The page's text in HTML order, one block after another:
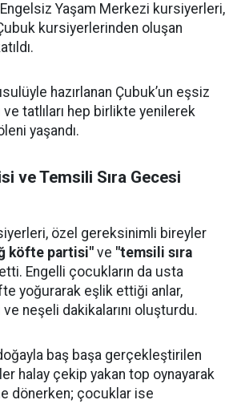
Yaşam Merkezi kursiyerleri,
kursiyerlerinden oluşan
hazırlanan Çubuk’un eşsiz
tatlıları hep birlikte yenilerek
yaşandı.
ve Temsili Sıra Gecesi
özel gereksinimli bireyler
köfte partisi" ve "temsili sıra
Engelli çocukların da usta
yoğurarak eşlik ettiği anlar,
neşeli dakikalarını oluşturdu.
baş başa gerçekleştirilen
halay çekip yakan top oynayarak
dönerken; çocuklar ise